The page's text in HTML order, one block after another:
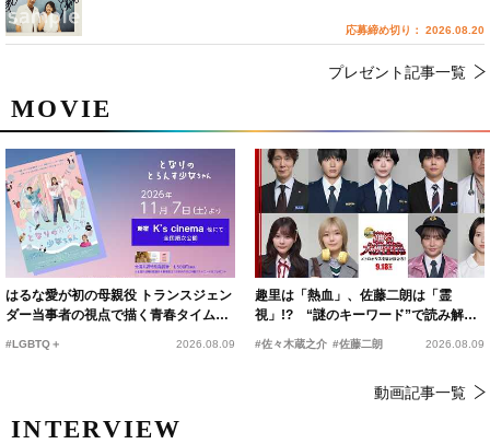
MOVIE
はるな愛が初の母親役 トランスジェン
ダー当事者の視点で描く青春タイムス
#LGBTQ＋ 2026.08.09
趣里は「熱血」、佐藤二朗は「霊
視」!? “謎のキーワード”で読み解く
『踊る大捜査線 N.E.W.』新メンバー
#佐々木蔵之介 #佐藤二朗 2026.08.09
動画記事一覧
INTERVIEW
応募締め切り： 2026.08.20
プレゼント記事一覧